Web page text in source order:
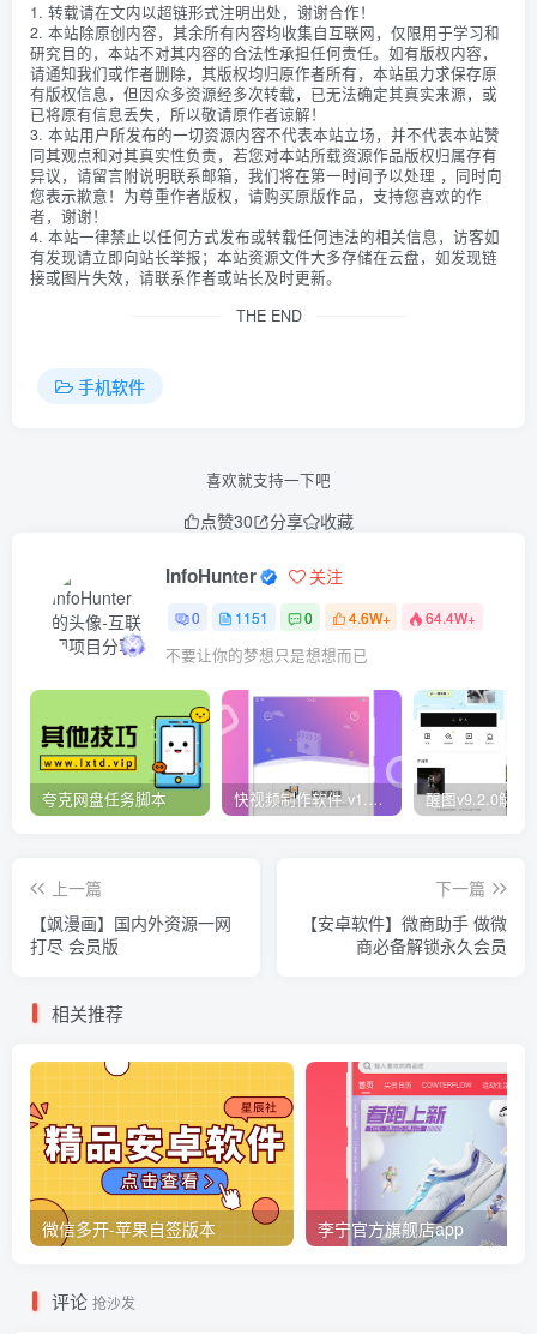
1. 转载请在文内以超链形式注明出处，谢谢合作！
2. 本站除原创内容，其余所有内容均收集自互联网，仅限用于学习和
研究目的，本站不对其内容的合法性承担任何责任。如有版权内容，
请通知我们或作者删除，其版权均归原作者所有，本站虽力求保存原
有版权信息，但因众多资源经多次转载，已无法确定其真实来源，或
已将原有信息丢失，所以敬请原作者谅解！
3. 本站用户所发布的一切资源内容不代表本站立场，并不代表本站赞
同其观点和对其真实性负责，若您对本站所载资源作品版权归属存有
异议，请留言附说明联系邮箱，我们将在第一时间予以处理 ，同时向
您表示歉意！为尊重作者版权，请购买原版作品，支持您喜欢的作
者，谢谢！
4. 本站一律禁止以任何方式发布或转载任何违法的相关信息，访客如
有发现请立即向站长举报；本站资源文件大多存储在云盘，如发现链
接或图片失效，请联系作者或站长及时更新。
THE END
手机软件
喜欢就支持一下吧
点赞30 分享 收藏
InfoHunter 关注
0 1151 0 4.6W+ 64.4W+
不要让你的梦想只是想想而已
夸克网盘任务脚本 快视频制作软件 v1.1.1安卓版
上一篇
【飒漫画】国内外资源一网
打尽 会员版
下一篇
【安卓软件】微商助手 做微
商必备解锁永久会员
相关推荐
微信多开-苹果自签版本 李宁官方旗舰店app
评论 抢沙发